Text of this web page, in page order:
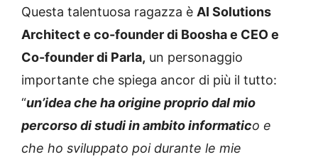
Questa talentuosa ragazza è AI Solutions
Architect e co-founder di Boosha e CEO e
Co-founder di Parla, un personaggio
importante che spiega ancor di più il tutto:
“un’idea che ha origine proprio dal mio
percorso di studi in ambito informatico e
che ho sviluppato poi durante le mie